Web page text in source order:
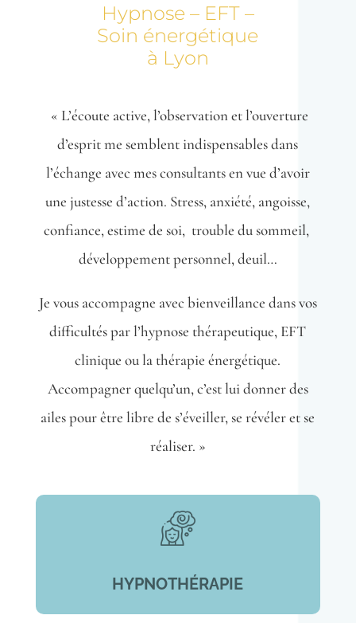
Hypnose – EFT –
Soin énergétique
à Lyon
« L’écoute active, l’observation et l’ouverture
d’esprit me semblent indispensables dans
l’échange avec mes consultants en vue d’avoir
une justesse d’action. Stress, anxiété, angoisse,
confiance, estime de soi, trouble du sommeil,
développement personnel, deuil…
Je vous accompagne avec bienveillance dans vos
difficultés par l’hypnose thérapeutique, EFT
clinique ou la thérapie énergétique.
Accompagner quelqu’un, c’est lui donner des
ailes pour être libre de s’éveiller, se révéler et se
réaliser. »
HYPNOTHÉRAPIE